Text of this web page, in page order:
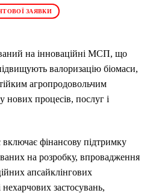
ЗАЯВКИ
на інноваційні МСП, що
валоризацію біомаси,
агропродовольчим
нових процесів, послуг і
фінансову підтримку
на розробку, впровадження
апсайклінгових
нехарчових застосувань,